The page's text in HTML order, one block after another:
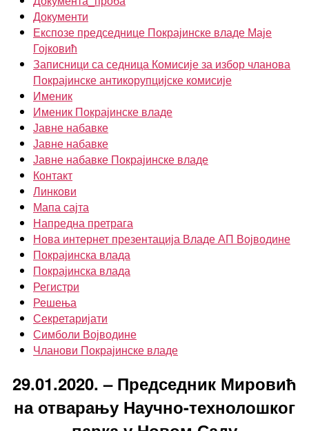
Документи
Експозе председнице Покрајинске владе Маје
Гојковић
Записници са седница Комисије за избор чланова
Покрајинске антикорупцијске комисије
Именик
Именик Покрајинске владе
Јавне набавке
Јавне набавке
Јавне набавке Покрајинске владе
Контакт
Линкови
Мапа сајта
Напредна претрага
Нова интернет презентација Владе АП Војводине
Покрајинска влада
Покрајинска влада
Регистри
Решења
Секретаријати
Симболи Војводине
Чланови Покрајинске владе
29.01.2020. – Председник Мировић
на отварању Научно-технолошког